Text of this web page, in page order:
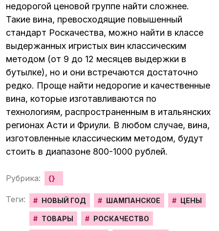
недорогой ценовой группе найти сложнее.
Такие вина, превосходящие повышенный
стандарт Роскачества, можно найти в классе
выдержанных игристых вин классическим
методом (от 9 до 12 месяцев выдержки в
бутылке), но и они встречаются достаточно
редко. Проще найти недорогие и качественные
вина, которые изготавливаются по
технологиям, распространенным в итальянских
регионах Асти и Фриули. В любом случае, вина,
изготовленные классическим методом, будут
стоить в диапазоне 800-1000 рублей.
Рубрика: {}
Теги: # НОВЫЙ ГОД # ШАМПАНСКОЕ # ЦЕНЫ
# ТОВАРЫ # РОСКАЧЕСТВО